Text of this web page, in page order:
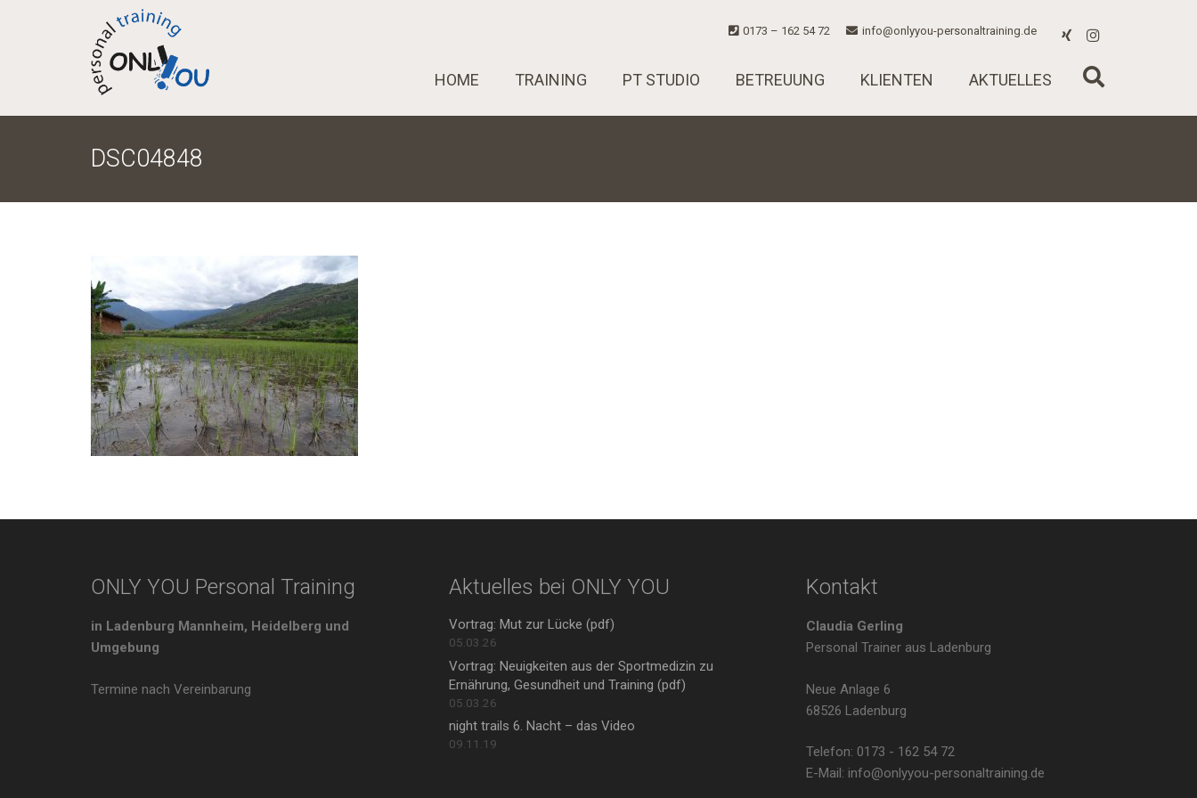
0173 – 162 54 72 info@onlyyou-personaltraining.de
HOME TRAINING PT STUDIO BETREUUNG KLIENTEN AKTUELLES
DSC04848
ONLY YOU Personal Training
in Ladenburg Mannheim, Heidelberg und
Umgebung
Termine nach Vereinbarung
Aktuelles bei ONLY YOU
Vortrag: Mut zur Lücke (pdf)
05.03.26
Vortrag: Neuigkeiten aus der Sportmedizin zu
Ernährung, Gesundheit und Training (pdf)
05.03.26
night trails 6. Nacht – das Video
09.11.19
Kontakt
Claudia Gerling
Personal Trainer aus Ladenburg
Neue Anlage 6
68526 Ladenburg
Telefon: 0173 - 162 54 72
E-Mail: info@onlyyou-personaltraining.de